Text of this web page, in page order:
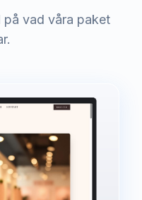
på vad våra paket